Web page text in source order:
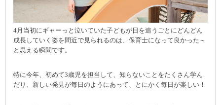
4月当初にギャーっと泣いていた子どもが日を追うごとにどんどん
成長していく姿を間近で見られるのは、保育士になって良かった～
と思える瞬間です。
特に今年、初めて3歳児を担当して、知らないことをたくさん学ん
だり、新しい発見が毎日のようにあって、とにかく毎日が楽しい！